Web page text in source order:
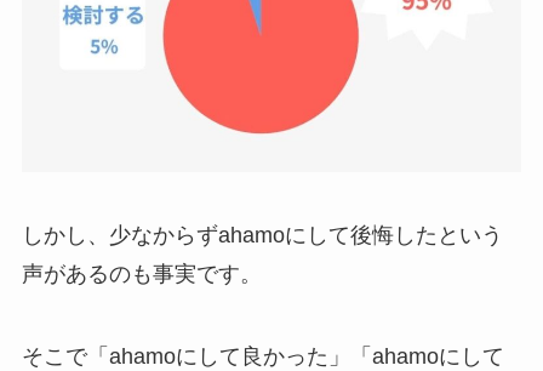
しかし、少なからずahamoにして後悔したという
声があるのも事実です。
そこで「ahamoにして良かった」「ahamoにして